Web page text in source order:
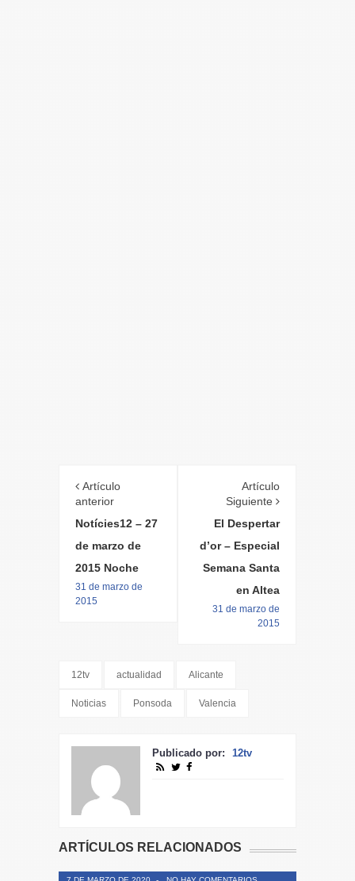
Artículo
anterior
Notícies12 – 27
de marzo de
2015 Noche
31 de marzo de
2015
Artículo
Siguiente
El Despertar
d’or – Especial
Semana Santa
en Altea
31 de marzo de
2015
12tv actualidad Alicante
Noticias Ponsoda Valencia
Publicado por: 12tv
ARTÍCULOS RELACIONADOS